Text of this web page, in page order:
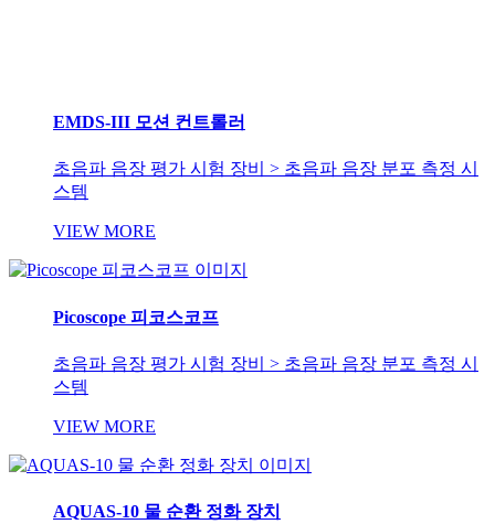
EMDS-III 모션 컨트롤러
초음파 음장 평가 시험 장비 > 초음파 음장 분포 측정 시
스템
VIEW MORE
Picoscope 피코스코프
초음파 음장 평가 시험 장비 > 초음파 음장 분포 측정 시
스템
VIEW MORE
AQUAS-10 물 순환 정화 장치